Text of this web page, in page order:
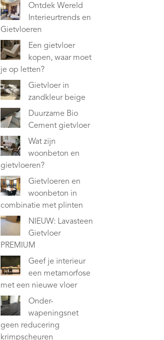
Ontdek Wereld
Interieurtrends en
Gietvloeren
Een gietvloer
kopen, waar moet
je op letten?
Gietvloer in
zandkleur beige
Duurzame Bio
Cement gietvloer
Wat zijn
woonbeton en
gietvloeren?
Gietvloeren en
woonbeton in
combinatie met plinten
NIEUW: Lavasteen
Gietvloer
PREMIUM
Geef je interieur
een metamorfose
met een nieuwe vloer
Onder-
wapeningsnet
geen reducering
krimpscheuren